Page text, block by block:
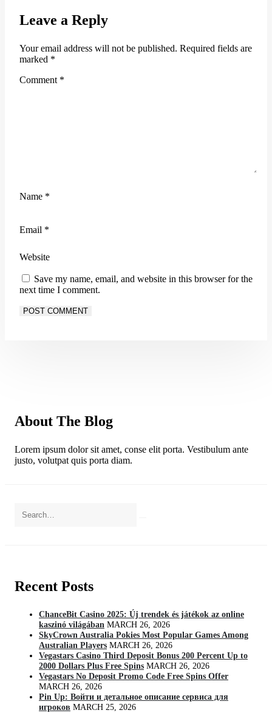
Leave a Reply
Your email address will not be published. Required fields are
marked *
Comment *
Name *
Email *
Website
Save my name, email, and website in this browser for the
next time I comment.
About The Blog
Lorem ipsum dolor sit amet, conse elit porta. Vestibulum ante
justo, volutpat quis porta diam.
Recent Posts
ChanceBit Casino 2025: Új trendek és játékok az online
kaszinó világában MARCH 26, 2026
SkyCrown Australia Pokies Most Popular Games Among
Australian Players MARCH 26, 2026
Vegastars Casino Third Deposit Bonus 200 Percent Up to
2000 Dollars Plus Free Spins MARCH 26, 2026
Vegastars No Deposit Promo Code Free Spins Offer
MARCH 26, 2026
Pin Up: Войти и детальное описание сервиса для
игроков MARCH 25, 2026